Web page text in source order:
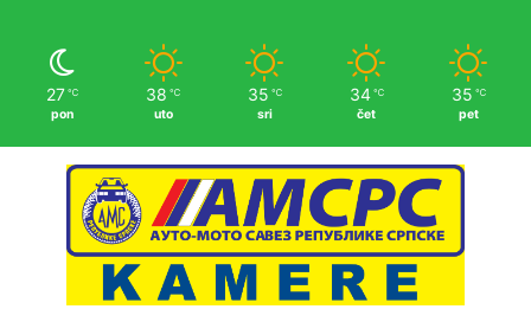
27 ℃
pon
38 ℃
uto
35 ℃
sri
34 ℃
čet
35 ℃
pet